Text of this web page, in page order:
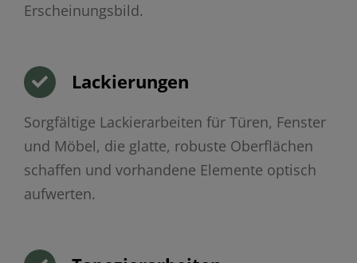
Erscheinungsbild.
Lackierungen
Sorgfältige Lackierarbeiten für Türen, Fenster
und Möbel, die glatte, robuste Oberflächen
schaffen und vorhandene Elemente optisch
aufwerten.